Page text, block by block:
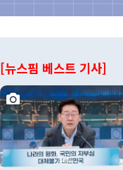
[뉴스핌 베스트 기사]